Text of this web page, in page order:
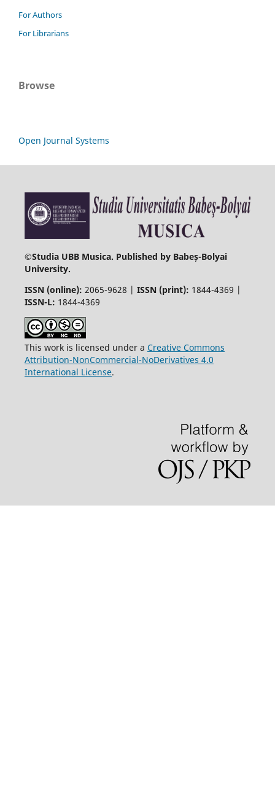
For Authors
For Librarians
Browse
Open Journal Systems
©Studia UBB Musica. Published by Babeș-Bolyai
University.
ISSN (online): 2065-9628 | ISSN (print): 1844-4369 |
ISSN-L: 1844-4369
This work is licensed under a Creative Commons
Attribution-NonCommercial-NoDerivatives 4.0
International License.